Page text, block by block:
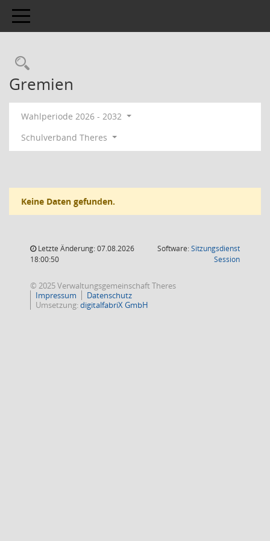
Toggle navigation
Gremien
Wahlperiode 2026 - 2032
Schulverband Theres
Keine Daten gefunden.
Letzte Änderung: 07.08.2026
18:00:50
Software:Sitzungsdienst
Session(Wird in
© 2025 Verwaltungsgemeinschaft Theres
Impressum
Datenschutz
Umsetzung:digitalfabriX GmbH